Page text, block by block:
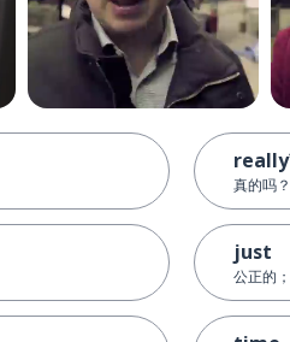
真的吗
just
公正的